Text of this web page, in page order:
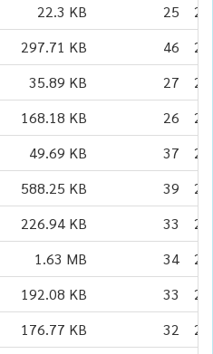
22.3 KB 25
297.71 KB 46
35.89 KB 27
168.18 KB 26
49.69 KB 37
588.25 KB 39
226.94 KB 33
1.63 MB 34
192.08 KB 33
176.77 KB 32